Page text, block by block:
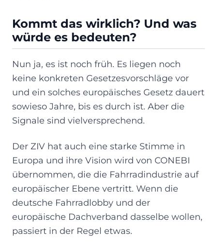
Kommt das wirklich? Und was
würde es bedeuten?
Nun ja, es ist noch früh. Es liegen noch
keine konkreten Gesetzesvorschläge vor
und ein solches europäisches Gesetz dauert
sowieso Jahre, bis es durch ist. Aber die
Signale sind vielversprechend.
Der ZIV hat auch eine starke Stimme in
Europa und ihre Vision wird von CONEBI
übernommen, die die Fahrradindustrie auf
europäischer Ebene vertritt. Wenn die
deutsche Fahrradlobby und der
europäische Dachverband dasselbe wollen,
passiert in der Regel etwas.